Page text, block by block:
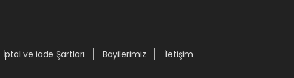
İptal ve iade Şartları Bayilerimiz İletişim